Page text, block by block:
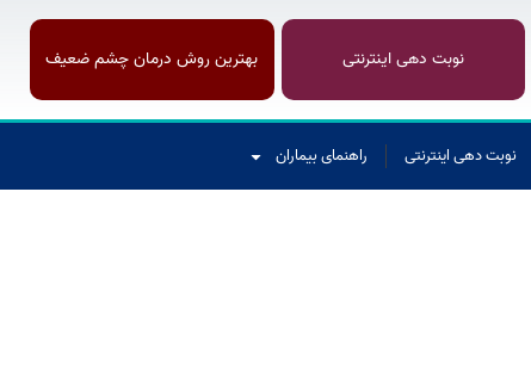
نوبت دهی اینترنتی بهترین روش درمان چشم ضعیف
نوبت دهی اینترنتی راهنمای بیماران